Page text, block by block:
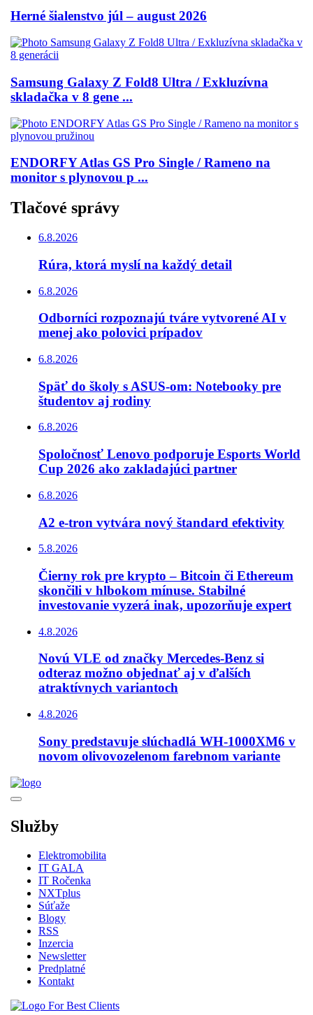
Herné šialenstvo júl – august 2026
Samsung Galaxy Z Fold8 Ultra / Exkluzívna
skladačka v 8 gene ...
ENDORFY Atlas GS Pro Single / Rameno na
monitor s plynovou p ...
Tlačové správy
6.8.2026
Rúra, ktorá myslí na každý detail
6.8.2026
Odborníci rozpoznajú tváre vytvorené AI v
menej ako polovici prípadov
6.8.2026
Späť do školy s ASUS-om: Notebooky pre
študentov aj rodiny
6.8.2026
Spoločnosť Lenovo podporuje Esports World
Cup 2026 ako zakladajúci partner
6.8.2026
A2 e-tron vytvára nový štandard efektivity
5.8.2026
Čierny rok pre krypto – Bitcoin či Ethereum
skončili v hlbokom mínuse. Stabilné
investovanie vyzerá inak, upozorňuje expert
4.8.2026
Novú VLE od značky Mercedes-Benz si
odteraz možno objednať aj v ďalších
atraktívnych variantoch
4.8.2026
Sony predstavuje slúchadlá WH-1000XM6 v
novom olivovozelenom farebnom variante
Služby
Elektromobilita
IT GALA
IT Ročenka
NXTplus
Súťaže
Blogy
RSS
Inzercia
Newsletter
Predplatné
Kontakt